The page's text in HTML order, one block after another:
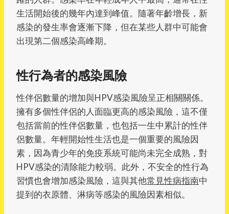
生活開始後的幾年內達到峰值。隨著年齡增長，新
感染的發生率會逐漸下降，但在某些人群中可能會
出現第二個感染高峰期。
性行為者的感染風險
性伴侶數量的增加與HPV感染風險呈正相關關係。
擁有多個性伴侶的人面臨更高的感染風險，這不僅
包括當前的性伴侶數量，也包括一生中累計的性伴
侶數量。年輕開始性生活也是一個重要的風險因
素，因為青少年的免疫系統可能尚未完全成熟，對
HPV感染的清除能力較弱。此外，不安全的性行為
習慣也會增加感染風險，這與其他常見性病指南中
提到的衣原體、淋病等感染的風險因素相似。